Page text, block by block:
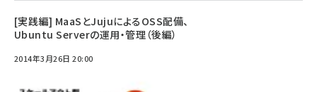
[実践編] MaaSとJujuによるOSS配備、
Ubuntu Serverの運用・管理（後編）
2014年3月26日 20:00